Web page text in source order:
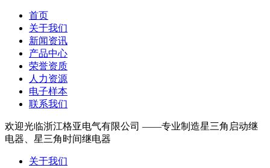
首页
关于我们
新闻资讯
产品中心
荣誉资质
人力资源
电子样本
联系我们
欢迎光临浙江格亚电气有限公司 ——专业制造星三角启动继
电器、星三角时间继电器
关于我们